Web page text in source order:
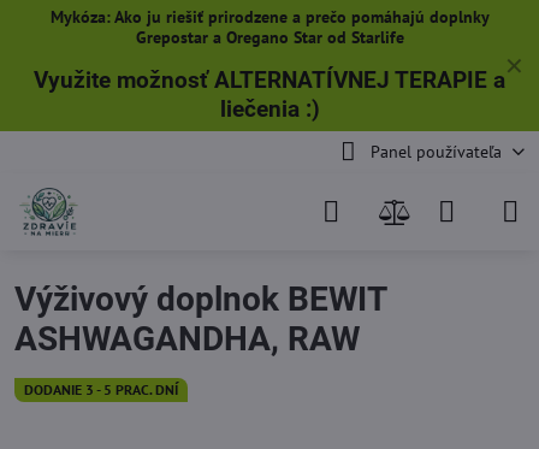
✕
Mykóza: Ako ju riešiť prirodzene a prečo pomáhajú doplnky
Grepostar a Oregano Star od Starlife
Využite možnosť ALTERNATÍVNEJ TERAPIE a
liečenia:)
Panel používateľa
DODANIE 3 - 5 PRAC. DNÍ
Výživový doplnok BEWIT
ASHWAGANDHA, RAW